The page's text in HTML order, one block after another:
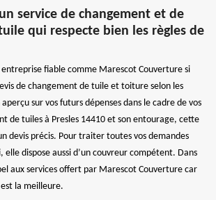
service de changement et de
qui respecte bien les règles de
entreprise fiable comme Marescot Couverture si
de changement de tuile et toiture selon les
sur vos futurs dépenses dans le cadre de vos
de tuiles à Presles 14410 et son entourage, cette
devis précis. Pour traiter toutes vos demandes
elle dispose aussi d’un couvreur compétent. Dans
aux services offert par Marescot Couverture car
la meilleure.